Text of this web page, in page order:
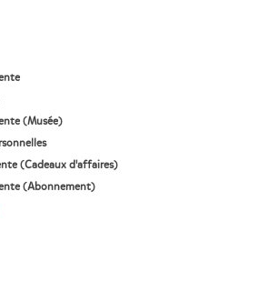
(Musée)
(Cadeaux d'affaires)
(Abonnement)